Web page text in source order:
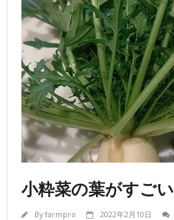
小粋菜の葉がすごい
Byfarmpro 2022年2月10日